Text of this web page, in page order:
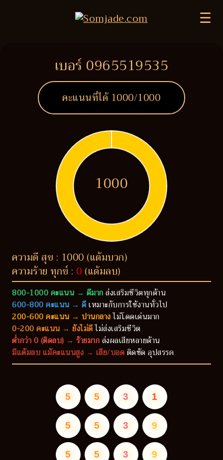
☰
เบอร์ 0965519535
คะแนนที่ได้ 1000/1000
1000
ความดี สุข : 1000 (แต้มบวก)
ความร้าย ทุกข์ : 0 (แต้มลบ)
800-1000 คะแนน → ดีมากส่งเสริมชีวิตทุกด้าน
600-800 คะแนน → ดีเหมาะกับการใช้งานทั่วไป
200-600 คะแนน → ปานกลางไม่โดดเด่นมาก
0-200 คะแนน → ยังไม่ดีไม่ส่งเสริมชีวิต
ต่ำกว่า 0 (ติดลบ) → ร้ายมากส่งผลเสียหลายด้าน
มีแต้มลบ แม้คะแนนสูง → เสีย/บอดติดขัด อุปสรรค
5 5 3 1
5 5 3 9
5 5 3 9